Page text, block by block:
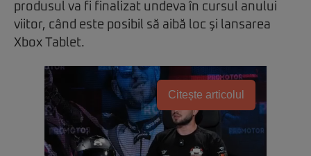
produsul va fi finalizat undeva în cursul anului
viitor, când este posibil să aibă loc şi lansarea
Xbox Tablet.
Citește articolul